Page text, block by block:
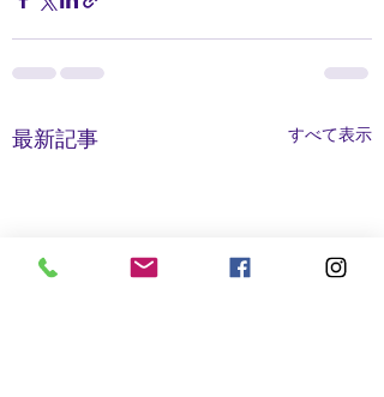
最新記事 すべて表示